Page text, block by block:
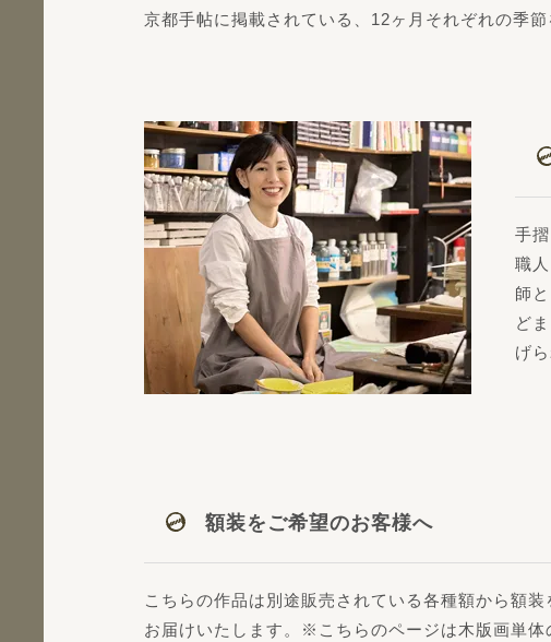
京都手帖に掲載されている、12ヶ月それぞれの季
手
職
師
ど
げ
額装をご希望のお客様へ
こちらの作品は別途販売されている各種額から額
お届けいたします。※こちらのページは木版画単体